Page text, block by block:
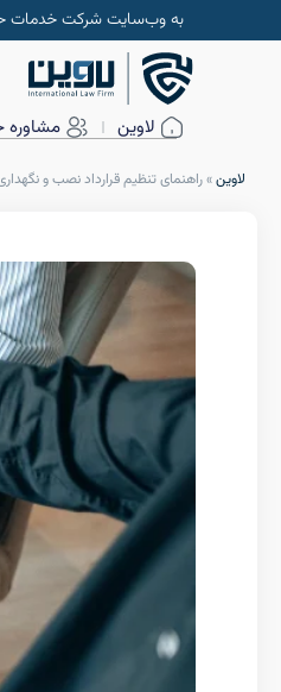
به وب‌سایت شرکت خدمات
لاوین مشاوره
لاوین»راهنمای تنظیم قرارداد نصب و